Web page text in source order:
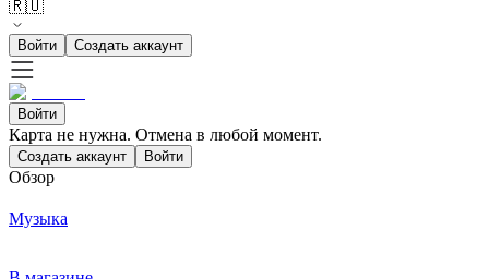
🇷🇺
Войти Создать аккаунт
Войти
Карта не нужна. Отмена в любой момент.
Создать аккаунт Войти
Обзор
Музыка